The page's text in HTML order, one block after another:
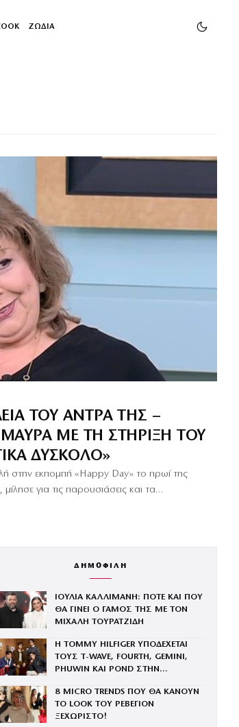
ΖΩΔΙΑ
ΤΟΥ ΆΝΤΡΑ ΤΗΣ –
ΜΕ ΤΗ ΣΤΉΡΙΞΗ ΤΟΥ
ΔΎΣΚΟΛΟ»
στην εκπομπή «Happy Day» το πρωί της
για τις παρουσιάσεις και τα…
ΔΗΜΟΦΙΛΗ
ΙΟΥΛΙΑ ΚΑΛΛΙΜΑΝΗ: ΠΟΤΕ ΚΑΙ ΠΟΥ
ΘΑ ΓΙΝΕΙ Ο ΓΑΜΟΣ ΤΗΣ ΜΕ ΤΟΝ
ΜΙΧΑΛΗ ΤΟΥΡΑΤΖΙΔΗ
Η TOMMY HILFIGER ΥΠΟΔΕΧΕΤΑΙ
ΤΟΥΣ Τ-WAVE, FOURTH, GEMINI,
PHUWIN ΚΑΙ POND ΣΤΗΝ
8 MICRO TRENDS ΠΟΥ ΘΑ ΚΑΝΟΥΝ
ΤΟ LOOK ΤΟΥ ΡΕΒΕΓΙΟΝ
ΞΕΧΩΡΙΣΤΟ!